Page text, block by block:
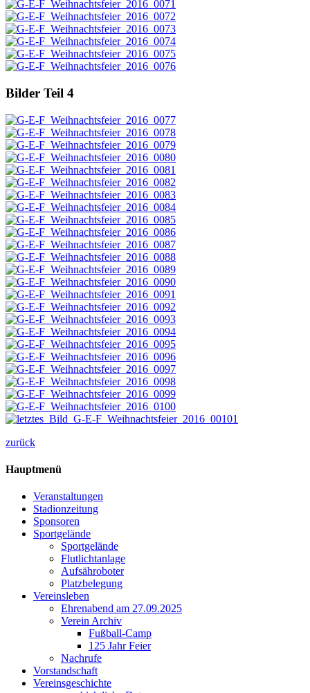
Bilder Teil 4
zurück
Hauptmenü
Veranstaltungen
Stadionzeitung
Sponsoren
Sportgelände
Sportgelände
Flutlichtanlage
Aufsähroboter
Platzbelegung
Vereinsleben
Ehrenabend am 27.09.2025
Verein Archiv
Fußball-Camp
125 Jahr Feier
Nachrufe
Vorstandschaft
Vereinsgeschichte